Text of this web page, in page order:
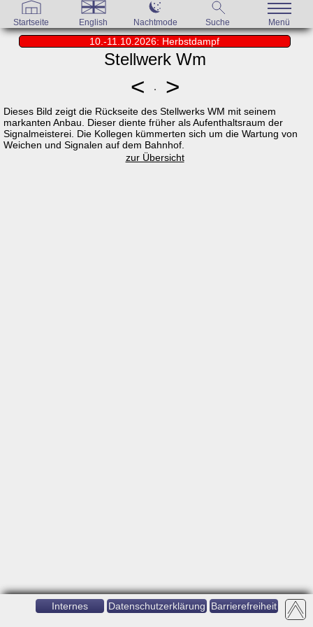
Startseite English Nachtmode Suche Menü
10.-11.10.2026: Herbstdampf
Stellwerk Wm
< >
Dieses Bild zeigt die Rückseite des Stellwerks WM mit seinem
markanten Anbau. Dieser diente früher als Aufenthaltsraum der
Signalmeisterei. Die Kollegen kümmerten sich um die Wartung von
Weichen und Signalen auf dem Bahnhof.
zur Übersicht
Internes Datenschutzerklärung Barrierefreiheit